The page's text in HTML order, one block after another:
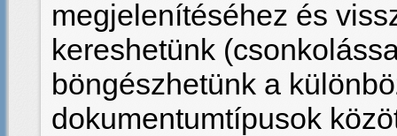
megjelenítéséhez és
kereshetünk
böngészhetünk a
dokumentumtípusok